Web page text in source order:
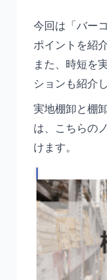
今回は「バー
ポイントを紹介
また、時短を
ションも紹介
実地棚卸と棚
は、こちらの
けます。